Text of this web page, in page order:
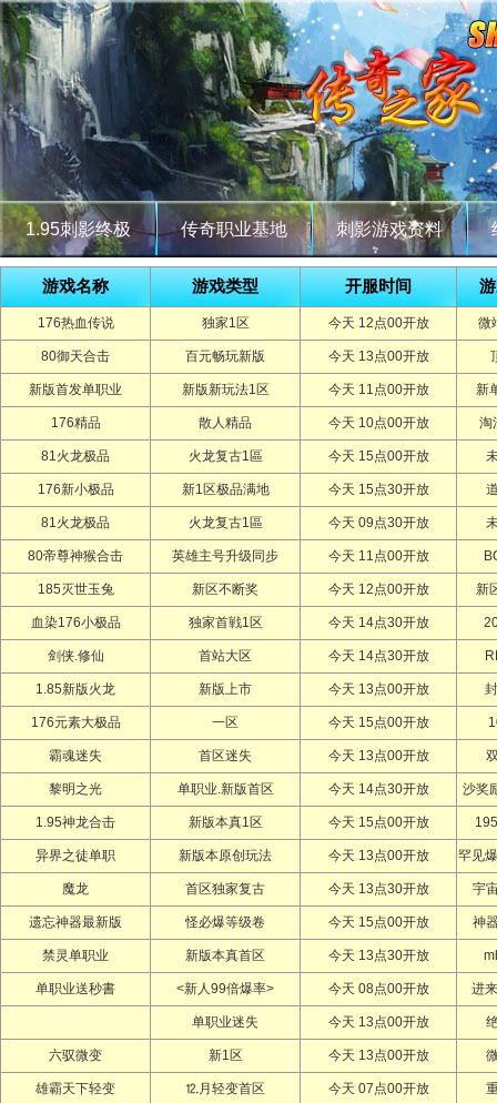
1.95刺影终极 传奇职业基地 刺影游戏资料
游戏名称 游戏类型 开服时间
176热血传说 独家1区 今天 12点00开放 微
80御天合击 百元畅玩新版 今天 13点00开放
新版首发单职业 新版新玩法1区 今天 11点00开放 新
176精品 散人精品 今天 10点00开放 淘
81火龙极品 火龙复古1區 今天 15点00开放
176新小极品 新1区极品满地 今天 15点30开放
81火龙极品 火龙复古1區 今天 09点30开放
80帝尊神猴合击 英雄主号升级同步 今天 11点00开放
185灭世玉兔 新区不断奖 今天 12点00开放 新
血染176小极品 独家首戦1区 今天 14点30开放
剑侠.修仙 首站大区 今天 14点30开放
1.85新版火龙 新版上市 今天 13点00开放
176元素大极品 一区 今天 15点00开放
霸魂迷失 首区迷失 今天 13点00开放
黎明之光 单职业.新版首区 今天 14点30开放 沙奖
1.95神龙合击 新版本真1区 今天 15点00开放
异界之徒单职 新版本原创玩法 今天 13点00开放 罕见
魔龙 首区独家复古 今天 13点30开放 宇
遗忘神器最新版 怪必爆等级卷 今天 15点00开放 神
禁灵单职业 新版本真首区 今天 13点30开放
单职业送秒書 <新人99倍爆率> 今天 08点00开放 进
单职业迷失 今天 13点00开放
六驭微变 新1区 今天 13点00开放
雄霸天下轻变 ⒓月轻变首区 今天 07点00开放